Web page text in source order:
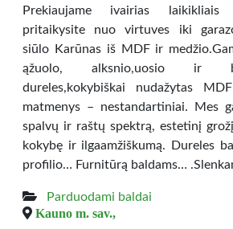
Prekiaujame ivairias
pritaikysite nuo virtuves iki
siūlo Karūnas iš MDF ir
ąžuolo, alksnio,uosio ir
dureles,kokybiškai nudažytas
matmenys – nestandartiniai. Mes
spalvų ir raštų spektrą, estetinį
kokybę ir ilgaamžiškumą. Dureles
profilio… Furnitūrą baldams…
Parduodami baldai
Kauno m. sav.,